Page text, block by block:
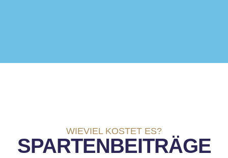
WIEVIEL KOSTET ES?
SPARTENBEITRÄGE